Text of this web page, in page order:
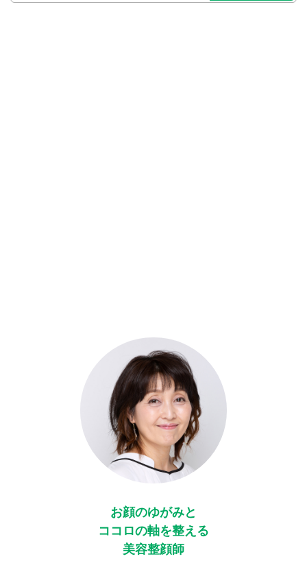
お顔のゆがみと
ココロの軸を整える
美容整顔師